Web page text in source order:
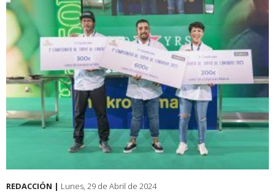
REDACCIÓN | Lunes, 29 de Abril de 2024